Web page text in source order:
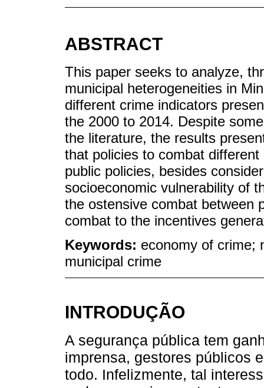
ABSTRACT
This paper seeks to analyze,
municipal heterogeneities in
different crime indicators
the 2000 to 2014. Despite
the literature, the results
that policies to combat
public policies, besides
socioeconomic vulnerability of
the ostensive combat between
combat to the incentives
Keywords: economy of crime;
municipal crime
INTRODUÇÃO
A segurança pública tem
imprensa, gestores públicos
todo. Infelizmente, tal